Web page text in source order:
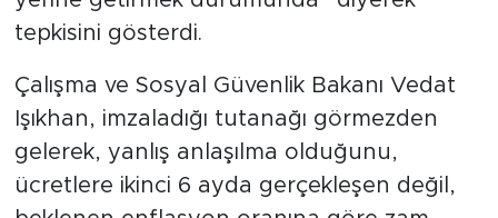
tepkisini gösterdi.
Çalışma ve Sosyal Güvenlik Bakanı Vedat
Işıkhan, imzaladığı tutanağı görmezden
gelerek, yanlış anlaşılma olduğunu,
ücretlere ikinci 6 ayda gerçekleşen değil,